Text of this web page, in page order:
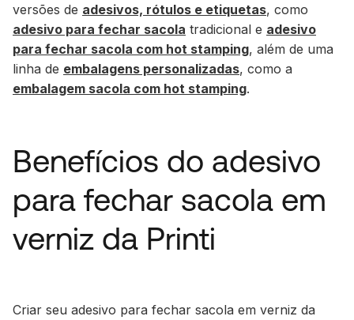
versões de adesivos, rótulos e etiquetas, como
adesivo para fechar sacola tradicional e adesivo
para fechar sacola com hot stamping, além de uma
linha de embalagens personalizadas, como a
embalagem sacola com hot stamping.
Benefícios do adesivo
para fechar sacola em
verniz da Printi
Criar seu adesivo para fechar sacola em verniz da